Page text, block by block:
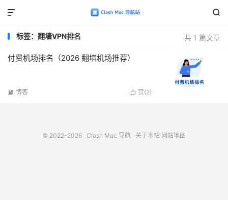


共 1 篇文章
标签：翻墙VPN排名
付费机场排名（2026 翻墙机场推荐）
 赞(2)
 博客
© 2022-2026 Clash Mac 导航 关于本站 网站地图